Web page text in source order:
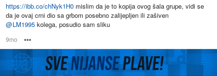
https://ibb.co/chNyk1H0 mislim da je to kopija ovog šala grupe, vidi se
da je ovaj crni dio sa grbom posebno zalijepljen ili zašiven
@LM1995 kolega, posudio sam sliku
9mo